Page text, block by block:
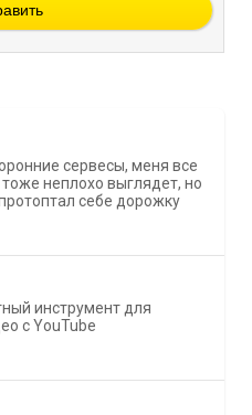
сервесы, меня все
тоже неплохо выглядет, но
себе дорожку
инструмент для
с YouTube